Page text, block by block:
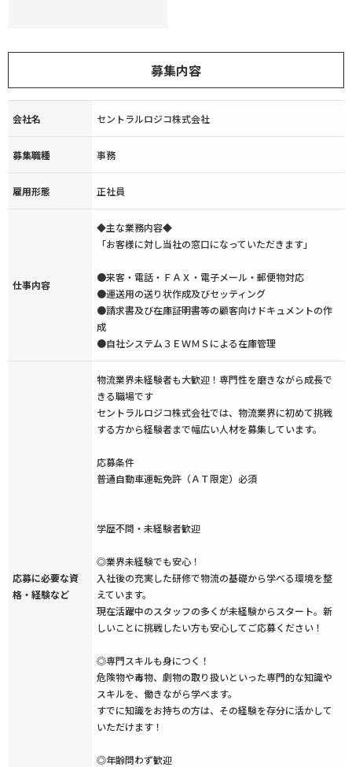
募集内容
会社名 セントラルロジコ株式会社
募集職種 事務
雇用形態 正社員
仕事内容
◆主な業務内容◆
「お客様に対し当社の窓口になっていただきます」
●来客・電話・ＦＡＸ・電子メール・郵便物対応
●運送用の送り状作成及びセッティング
●請求書及び在庫証明書等の顧客向けドキュメントの作
成
●自社システム３ＥＷＭＳによる在庫管理
応募に必要な資
格・経験など
物流業界未経験者も大歓迎！専門性を磨きながら成長で
きる職場です
セントラルロジコ株式会社では、物流業界に初めて挑戦
する方から経験者まで幅広い人材を募集しています。
応募条件
普通自動車運転免許（ＡＴ限定）必須
学歴不問・未経験者歓迎
◎業界未経験でも安心！
入社後の充実した研修で物流の基礎から学べる環境を整
えています。
現在活躍中のスタッフの多くが未経験からスタート。新
しいことに挑戦したい方も安心してご応募ください！
◎専門スキルも身につく！
危険物や毒物、劇物の取り扱いといった専門的な知識や
スキルを、働きながら学べます。
すでに知識をお持ちの方は、その経験を存分に活かして
いただけます！
◎年齢問わず歓迎